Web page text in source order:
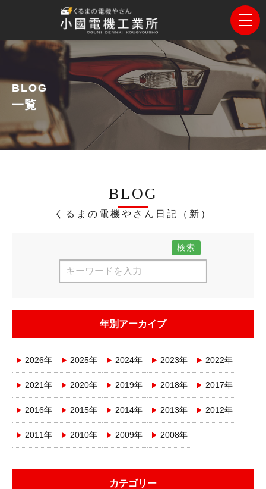
BLOG
一覧
BLOG
くるまの電機やさん日記（新）
検索
年別アーカイブ
2026年 2025年 2024年 2023年 2022年
2021年 2020年 2019年 2018年 2017年
2016年 2015年 2014年 2013年 2012年
2011年 2010年 2009年 2008年
カテゴリー